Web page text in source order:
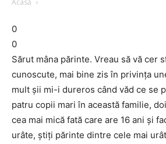
Acasă
0
0
Sărut mâna părinte. Vreau să vă cer
cunoscute, mai bine zis în privința
mult șii mi-i dureros când văd ce se
patru copii mari în această familie,
cea mai mică fată care are 16 ani și
urâte, știți părinte dintre cele mai